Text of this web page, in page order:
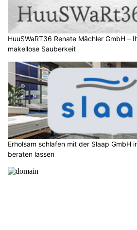
HuuSWaRT36 Renate Mächler GmbH –
makellose Sauberkeit
Erholsam schlafen mit der Slaap GmbH
beraten lassen